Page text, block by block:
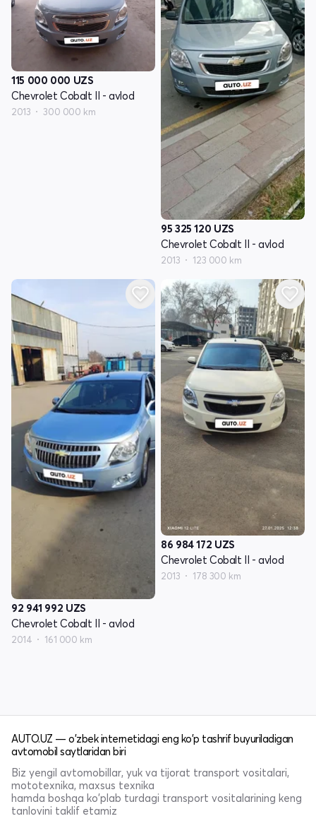
115 000 000 UZS
Chevrolet Cobalt II - avlod
2013 300 000 km
95 325 120 UZS
Chevrolet Cobalt II - avlod
2013 123 000 km
92 941 992 UZS
Chevrolet Cobalt II - avlod
2014 161 000 km
86 984 172 UZS
Chevrolet Cobalt II - avlod
2013 178 300 km
AUTO.UZ — o'zbek internetidagi eng ko'p tashrif buyuriladigan
avtomobil saytlaridan biri
Biz yengil avtomobillar, yuk va tijorat transport vositalari,
mototexnika, maxsus texnika
hamda boshqa ko'plab turdagi transport vositalarining keng
tanlovini taklif etamiz